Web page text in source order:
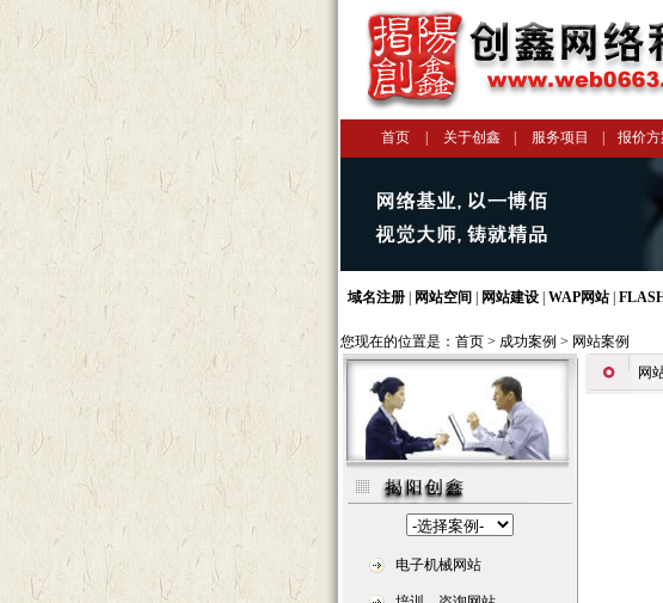
首页 关于创鑫 服务项目 报价方
域名注册 网站空间 网站建设 WAP网站|
您现在的位置是： 首页 > 成功案例 > 网站案例
电子机械网站
网